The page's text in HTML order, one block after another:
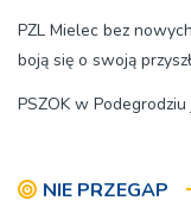
PZL Mielec bez
boją się o swoją
PSZOK w
NIE PRZEGAP